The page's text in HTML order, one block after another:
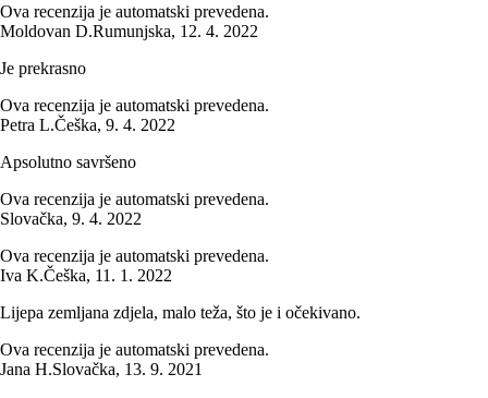
Ova recenzija je automatski prevedena.
Moldovan D.Rumunjska, 12. 4. 2022
Je prekrasno
Ova recenzija je automatski prevedena.
Petra L.Češka, 9. 4. 2022
Apsolutno savršeno
Ova recenzija je automatski prevedena.
Slovačka, 9. 4. 2022
Ova recenzija je automatski prevedena.
Iva K.Češka, 11. 1. 2022
Lijepa zemljana zdjela, malo teža, što je i očekivano.
Ova recenzija je automatski prevedena.
Jana H.Slovačka, 13. 9. 2021